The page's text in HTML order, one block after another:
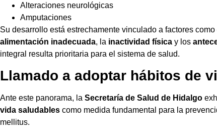
Alteraciones neurológicas
Amputaciones
Su desarrollo está estrechamente vinculado a factores como
alimentación inadecuada, la inactividad física y los
integral resulta prioritaria para el sistema de salud.
Llamado a adoptar hábitos de
Ante este panorama, la Secretaría de Salud de Hidalgo
vida saludables como medida fundamental para la
mellitus.